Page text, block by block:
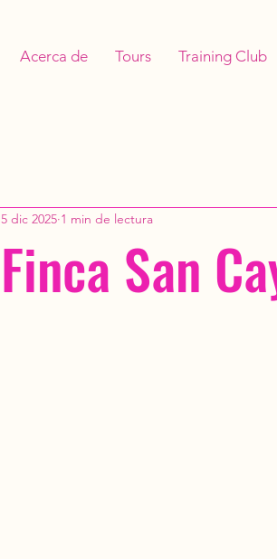
Acerca de Tours Training Club
Finca San
5 dic 2025 1 min de lectura